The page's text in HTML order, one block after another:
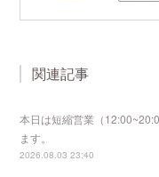
関連記事
本日は短縮営業（
ます。
2026.08.03 23:40